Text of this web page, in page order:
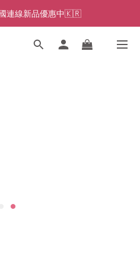
連線新品優惠中🇰🇷